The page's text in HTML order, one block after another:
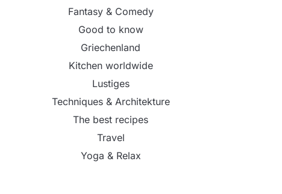
Fantasy & Comedy
Good to know
Griechenland
Kitchen worldwide
Lustiges
Techniques & Architekture
The best recipes
Travel
Yoga & Relax